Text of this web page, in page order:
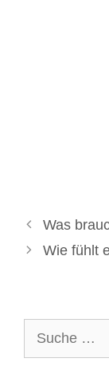
Was
Wie fühlt
nach: